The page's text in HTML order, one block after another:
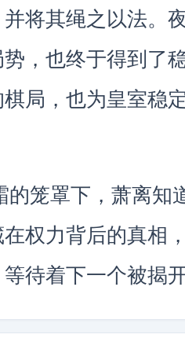
将其绳之以法。
，也终于得到了
局，也为皇室稳
的笼罩下，萧离知
权力背后的真相
等待着下一个被